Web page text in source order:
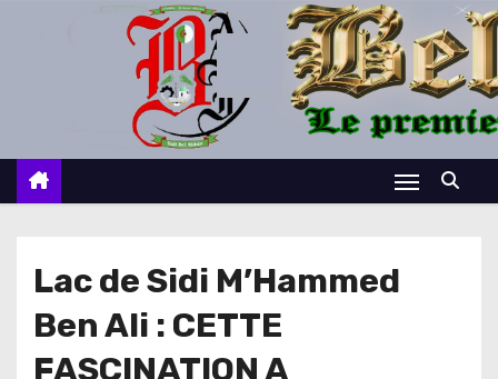
c
Lac de Sidi M’Hammed
Ben Ali : CETTE
FASCINATION A